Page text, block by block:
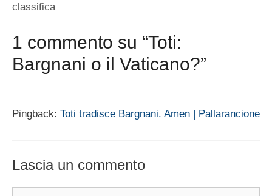
classifica
1 commento su “Toti:
Bargnani o il Vaticano?”
Pingback: Toti tradisce Bargnani. Amen | Pallarancione
Lascia un commento